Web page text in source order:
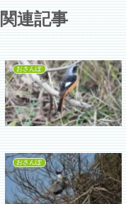
関連記事
おさんぽ
おさんぽ